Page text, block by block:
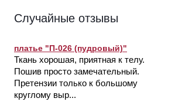
Случайные отзывы
платье "П-026 (пудровый)"
Ткань хорошая, приятная к телу.
Пошив просто замечательный.
Претензии только к большому
круглому выр...